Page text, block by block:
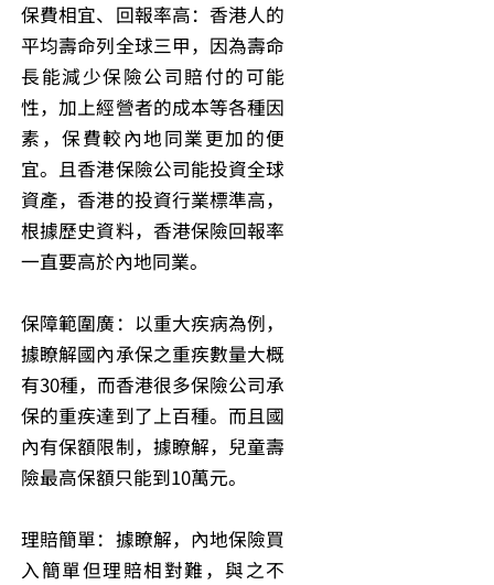
保費相宜、回報率高：香港人的
平均壽命列全球三甲，因為壽命
長能減少保險公司賠付的可能
性，加上經營者的成本等各種因
素，保費較內地同業更加的便
宜。且香港保險公司能投資全球
資產，香港的投資行業標準高，
根據歷史資料，香港保險回報率
一直要高於內地同業。
保障範圍廣：以重大疾病為例，
據瞭解國內承保之重疾數量大概
有30種，而香港很多保險公司承
保的重疾達到了上百種。而且國
內有保額限制，據瞭解，兒童壽
險最高保額只能到10萬元。
理賠簡單：據瞭解，內地保險買
入簡單但理賠相對難，與之不